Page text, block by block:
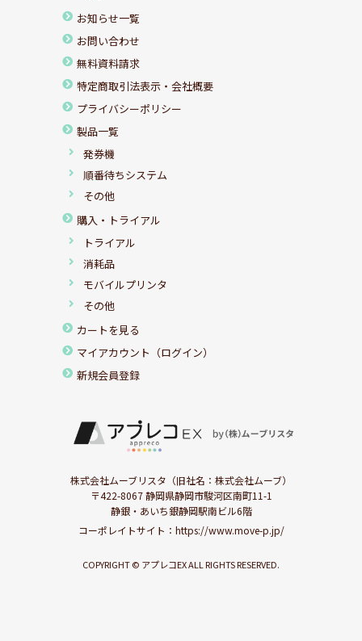
お知らせ一覧
お問い合わせ
無料資料請求
特定商取引法表示・会社概要
プライバシーポリシー
製品一覧
発券機
順番待ちシステム
その他
購入・トライアル
トライアル
消耗品
モバイルプリンタ
その他
カートを見る
マイアカウント（ログイン）
新規会員登録
株式会社ムーブリスタ（旧社名：株式会社ムーブ）
〒422-8067 静岡県静岡市駿河区南町11-1
静銀・あいち銀静岡駅南ビル6階
コーポレイトサイト： https://www.move-p.jp/
COPYRIGHT © アプレコEX ALL RIGHTS RESERVED.